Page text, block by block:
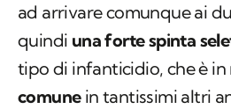
ad arrivare comunque ai
quindi una forte spinta
tipo di infanticidio, che è in
comunein tantissimi altri